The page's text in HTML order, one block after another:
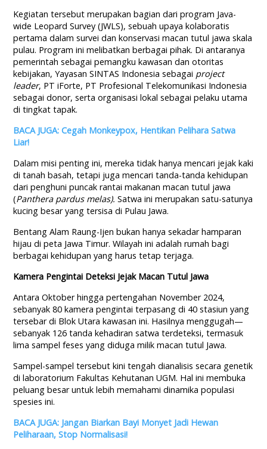
Kegiatan tersebut merupakan bagian dari program Java-
wide Leopard Survey (JWLS), sebuah upaya kolaboratis
pertama dalam survei dan konservasi macan tutul jawa skala
pulau. Program ini melibatkan berbagai pihak. Di antaranya
pemerintah sebagai pemangku kawasan dan otoritas
kebijakan, Yayasan SINTAS Indonesia sebagai project
leader, PT iForte, PT Profesional Telekomunikasi Indonesia
sebagai donor, serta organisasi lokal sebagai pelaku utama
di tingkat tapak.
BACA JUGA: Cegah Monkeypox, Hentikan Pelihara Satwa
Liar!
Dalam misi penting ini, mereka tidak hanya mencari jejak kaki
di tanah basah, tetapi juga mencari tanda-tanda kehidupan
dari penghuni puncak rantai makanan macan tutul jawa
(Panthera pardus melas). Satwa ini merupakan satu-satunya
kucing besar yang tersisa di Pulau Jawa.
Bentang Alam Raung-Ijen bukan hanya sekadar hamparan
hijau di peta Jawa Timur. Wilayah ini adalah rumah bagi
berbagai kehidupan yang harus tetap terjaga.
Kamera Pengintai Deteksi Jejak Macan Tutul Jawa
Antara Oktober hingga pertengahan November 2024,
sebanyak 80 kamera pengintai terpasang di 40 stasiun yang
tersebar di Blok Utara kawasan ini. Hasilnya menggugah—
sebanyak 126 tanda kehadiran satwa terdeteksi, termasuk
lima sampel feses yang diduga milik macan tutul Jawa.
Sampel-sampel tersebut kini tengah dianalisis secara genetik
di laboratorium Fakultas Kehutanan UGM. Hal ini membuka
peluang besar untuk lebih memahami dinamika populasi
spesies ini.
BACA JUGA: Jangan Biarkan Bayi Monyet Jadi Hewan
Peliharaan, Stop Normalisasi!